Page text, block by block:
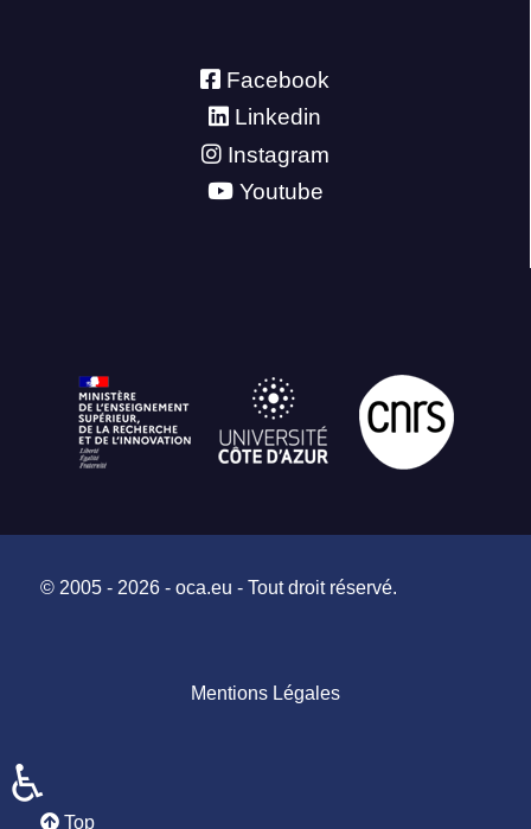
Facebook
Linkedin
Instagram
Youtube
© 2005 - 2026 - oca.eu - Tout droit réservé.
Mentions Légales
Top